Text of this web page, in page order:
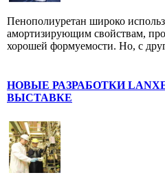
Пенополиуретан широко
амортизирующим свойствам,
хорошей формуемости. Но, с
НОВЫЕ РАЗРАБОТКИ
ВЫСТАВКЕ